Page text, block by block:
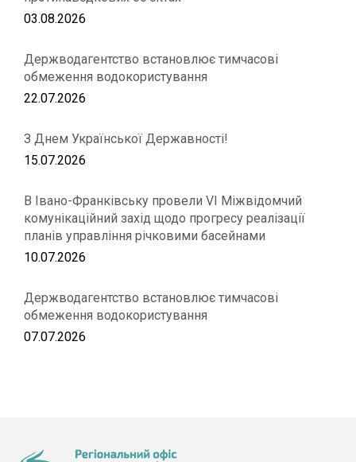
03.08.2026
Держводагентство встановлює тимчасові
обмеження водокористування
22.07.2026
З Днем Української Державності!
15.07.2026
В Івано-Франківську провели VІ Міжвідомчий
комунікаційний захід щодо прогресу реалізації
планів управління річковими басейнами
10.07.2026
Держводагентство встановлює тимчасові
обмеження водокористування
07.07.2026